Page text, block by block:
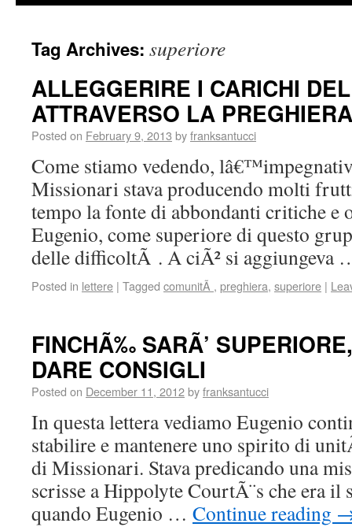
Tag Archives: superiore
ALLEGGERIRE I CARICHI
ATTRAVERSO LA PREGHIERA
Posted on February 9, 2013 byfranksantucci
Come stiamo vedendo,
Missionari stava producendo molti
tempo la fonte di abbondanti critiche e
Eugenio, come superiore di questo
delle difficoltÃ . A ciÃ² si
Posted in lettere | Tagged comunitÃ , preghiera, superiore |
FINCHÃ‰ SARÃ’
DARE CONSIGLI
Posted on December 11, 2012byfranksantucci
In questa lettera vediamo Eugenio
stabilire e mantenere uno spirito di
di Missionari. Stava predicando una
scrisse a Hippolyte CourtÃ¨s che era
quando Eugenio … Continue reading